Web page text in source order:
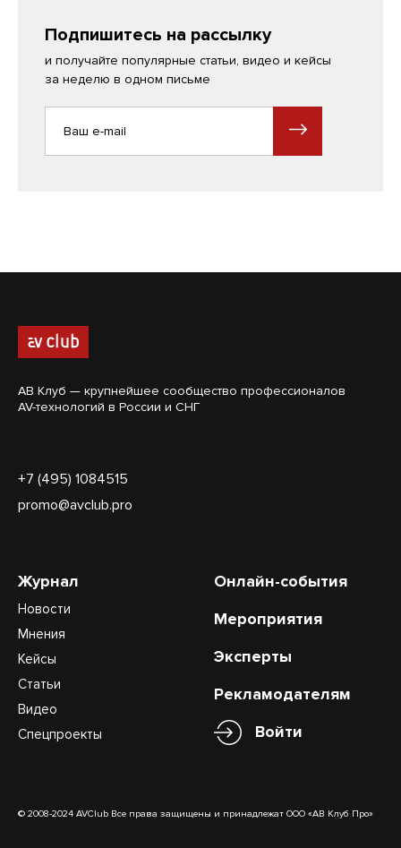
Подпишитесь на рассылку
и получайте популярные статьи, видео и кейсы
за неделю в одном письме
АВ Клуб — крупнейшее сообщество профессионалов
AV-технологий в России и СНГ
+7 (495) 1084515
promo@avclub.pro
Журнал
Новости
Мнения
Кейсы
Статьи
Видео
Спецпроекты
Онлайн-события
Мероприятия
Эксперты
Рекламодателям
Войти
© 2008-2024 AVClub Все права защищены и принадлежат ООО «АВ Клуб Про»